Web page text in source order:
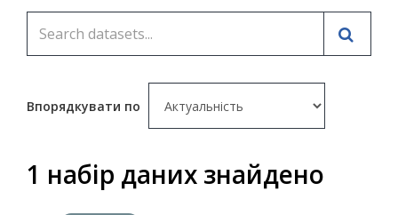
Впорядкувати по
1 набір даних знайдено